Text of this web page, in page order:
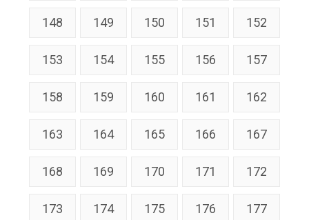
148 149 150 151 152
153 154 155 156 157
158 159 160 161 162
163 164 165 166 167
168 169 170 171 172
173 174 175 176 177